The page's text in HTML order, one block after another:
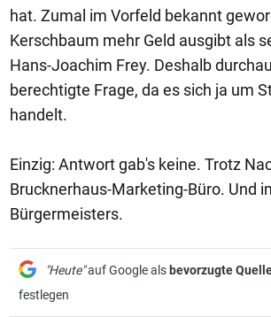
hat. Zumal im Vorfeld bekannt
Kerschbaum mehr Geld ausgibt als
Hans-Joachim Frey. Deshalb
berechtigte Frage, da es sich ja um
handelt.
Einzig: Antwort gab's keine. Trotz
Brucknerhaus-Marketing-Büro. Und
Bürgermeisters.
"Heute"auf Google als bevorzugte
festlegen